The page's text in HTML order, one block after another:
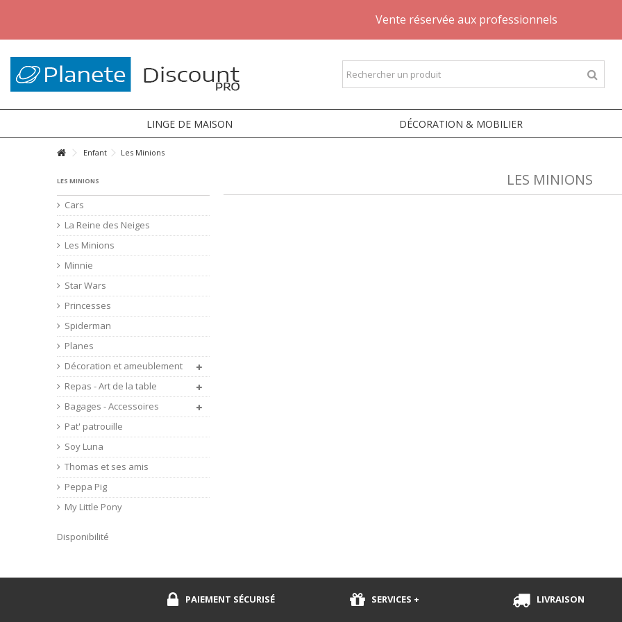
Vente réservée aux professionnels
LINGE DE MAISON DÉCORATION & MOBILIER
Enfant Les Minions
LES MINIONS
LES MINIONS
Cars
La Reine des Neiges
Les Minions
Minnie
Star Wars
Princesses
Spiderman
Planes
Décoration et ameublement
Repas - Art de la table
Bagages - Accessoires
Pat' patrouille
Soy Luna
Thomas et ses amis
Peppa Pig
My Little Pony
Disponibilité
PAIEMENT SÉCURISÉ SERVICES + LIVRAISON